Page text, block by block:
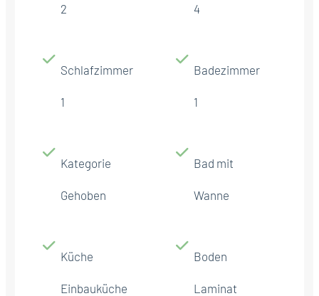
2 4
Schlafzimmer
1
Badezimmer
1
Kategorie
Gehoben
Bad mit
Wanne
Küche
Einbauküche
Boden
Laminat